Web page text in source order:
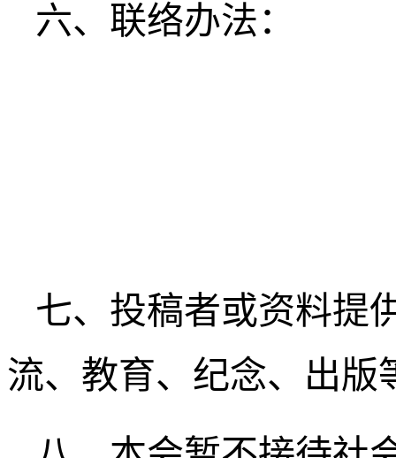
六、联络办法：
七、投稿者或资料提
流、教育、纪念、出版